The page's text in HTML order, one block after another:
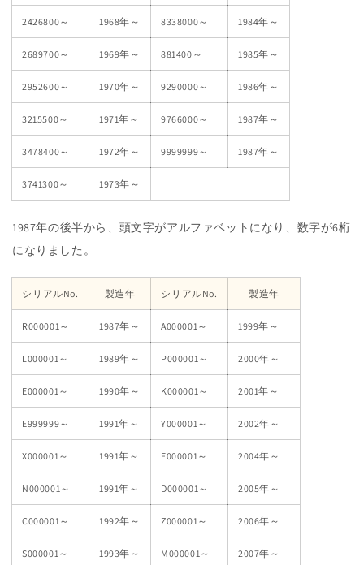
2426800～ 1968年～ 8338000～ 1984年～
2689700～ 1969年～ 881400～ 1985年～
2952600～ 1970年～ 9290000～ 1986年～
3215500～ 1971年～ 9766000～ 1987年～
3478400～ 1972年～ 9999999～ 1987年～
3741300～ 1973年～
1987年の後半から、頭文字がアルファベットになり、数字が6桁
になりました。
シリアルNo. 製造年 シリアルNo. 製造年
R000001～ 1987年～ A000001～ 1999年～
L000001～ 1989年～ P000001～ 2000年～
E000001～ 1990年～ K000001～ 2001年～
E999999～ 1991年～ Y000001～ 2002年～
X000001～ 1991年～ F000001～ 2004年～
N000001～ 1991年～ D000001～ 2005年～
C000001～ 1992年～ Z000001～ 2006年～
S000001～ 1993年～ M000001～ 2007年～